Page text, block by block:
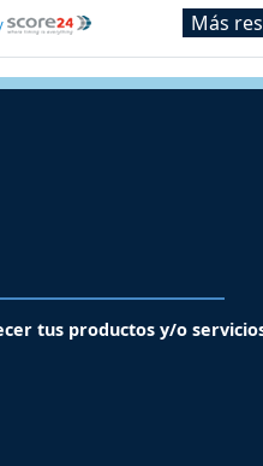
Más
tus productos y/o